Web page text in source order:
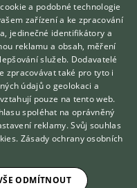
inzerátů
údajů
zvířecího kamaráda?
vám poradí
ONLINE
KONZULTOVAT S
VETERINÁŘEM
a podobné technologie
zařízení a ke zpracování
jedinečné identifikátory a
reklamu a obsah, měření
služeb. Dodavatelé
zpracovávat také pro tyto i
údajů o geolokaci a
pouze na tento web.
spoléhat na oprávněný
reklamy. Svůj souhlas
. Zásady ochrany osobních
ODMÍTNOUT